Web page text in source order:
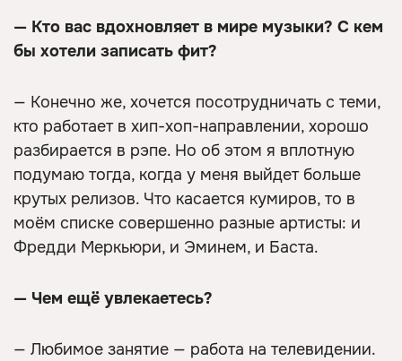
— Кто вас вдохновляет в мире музыки? С кем
бы хотели записать фит?
— Конечно же, хочется посотрудничать с теми,
кто работает в хип-хоп-направлении, хорошо
разбирается в рэпе. Но об этом я вплотную
подумаю тогда, когда у меня выйдет больше
крутых релизов. Что касается кумиров, то в
моём списке совершенно разные артисты: и
Фредди Меркьюри, и Эминем, и Баста.
— Чем ещё увлекаетесь?
— Любимое занятие — работа на телевидении.